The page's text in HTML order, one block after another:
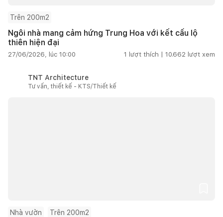
Trên 200m2
Ngôi nhà mang cảm hứng Trung Hoa với kết cấu lộ
thiên hiện đại
27/06/2026, lúc 10:00 1 lượt thích | 10.662 lượt xem
TNT Architecture
Tư vấn, thiết kế - KTS/Thiết kế
Nhà vườn Trên 200m2